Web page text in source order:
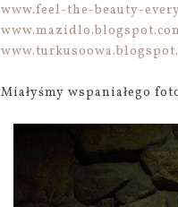
www.feel-the-beauty-
Miałyśmy wspaniałego